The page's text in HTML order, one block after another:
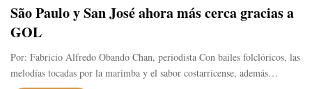
São Paulo y San José ahora más cerca gracias a
GOL
Por: Fabricio Alfredo Obando Chan, periodista Con bailes folclóricos, las
melodías tocadas por la marimba y el sabor costarricense, además…